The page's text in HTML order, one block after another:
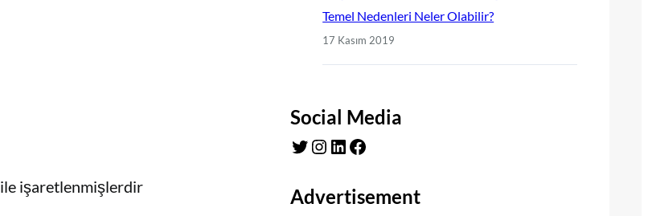
ile işaretlenmişlerdir
Temel Nedenleri Neler Olabilir?
17 Kasım 2019
Social Media
Twitter
Instagram LinkedIn Facebook
Advertisement